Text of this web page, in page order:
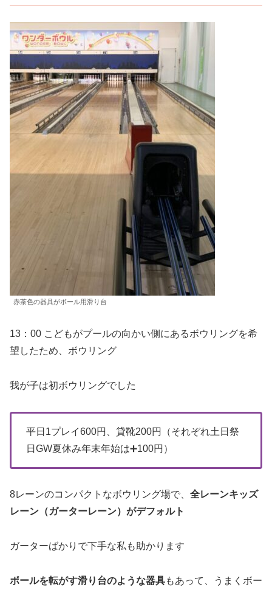
赤茶色の器具がボール用滑り台
13：00 こどもがプールの向かい側にあるボウリングを希
望したため、ボウリング
我が子は初ボウリングでした
平日1プレイ600円、貸靴200円（それぞれ土日祭
日GW夏休み年末年始は➕100円）
8レーンのコンパクトなボウリング場で、 全レーンキッズ
レーン（ガーターレーン）がデフォルト
ガーターばかりで下手な私も助かります
ボールを転がす滑り台のような器具もあって、うまくボー